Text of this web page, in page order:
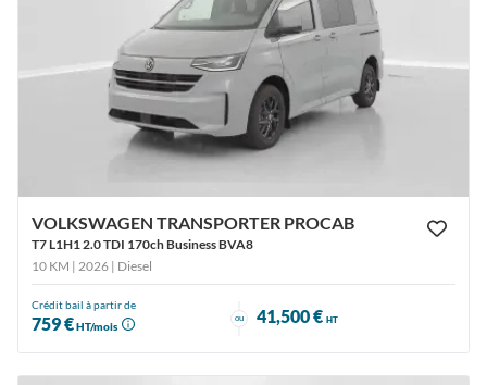
VOLKSWAGEN TRANSPORTER PROCAB
T7 L1H1 2.0 TDI 170ch Business BVA8
10 KM | 2026 | Diesel
Crédit bail à partir de
759 €HT/mois
ou 41,500 € HT